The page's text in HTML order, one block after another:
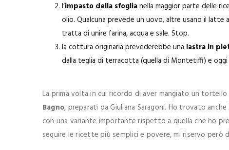
l’impasto della sfoglianella maggior parte delle
olio. Qualcuna prevede un uovo, altre usano il latte
tratta di unire farina, acqua e sale. Stop.
la cottura originaria prevederebbe una lastra in
dalla teglia di terracotta (quella di Montetiffi) e oggi
La prima volta in cui ricordo di aver mangiato un
Bagno, preparati da Giuliana Saragoni. Ho trovato
con una variante importante rispetto a quella che ho
seguire le ricette più semplici e povere, mi riservo però